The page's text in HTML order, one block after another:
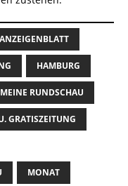
ANZEIGENBLATT
HAMBURG
RUNDSCHAU
GRATISZEITUNG
MONAT